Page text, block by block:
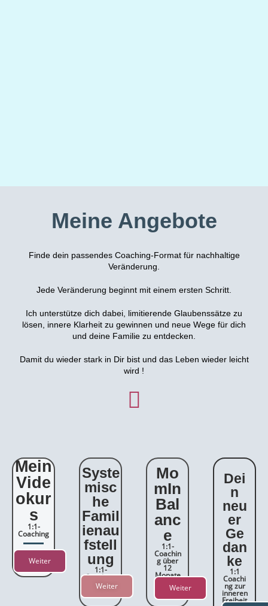
Meine Angebote
Finde dein passendes Coaching-Format für nachhaltige
Veränderung.
Jede Veränderung beginnt mit einem ersten Schritt.
Ich unterstütze dich dabei, limitierende Glaubenssätze zu
lösen, innere Klarheit zu gewinnen und neue Wege für dich
und deine Familie zu entdecken.
Damit du wieder stark in Dir bist und das Leben wieder leicht
wird !
Mein
Vide
okur
s
1:1-
Coaching
Weiter
Syste
misc
he
Famil
ienau
fstell
ung
1:1-
Coaching
Weiter
Mo
mIn
Bal
anc
e
1:1-
Coachin
g über
12
Monate
Weiter
Dei
n
neu
er
Ge
dan
ke
1:1
Coachi
ng zur
inneren
Freiheit